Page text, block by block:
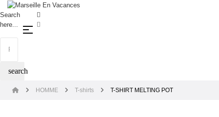
Search
here...
search
Basculer la navigation
☰
HOMME T-shirts T-SHIRT MELTING POT